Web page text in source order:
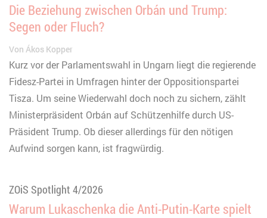
Die Beziehung zwischen Orbán und Trump:
Segen oder Fluch?
Von Ákos Kopper
Kurz vor der Parlamentswahl in Ungarn liegt die regierende
Fidesz-Partei in Umfragen hinter der Oppositionspartei
Tisza. Um seine Wiederwahl doch noch zu sichern, zählt
Ministerpräsident Orbán auf Schützenhilfe durch US-
Präsident Trump. Ob dieser allerdings für den nötigen
Aufwind sorgen kann, ist fragwürdig.
ZOiS Spotlight 4/2026
Warum Lukaschenka die Anti-Putin-Karte spielt